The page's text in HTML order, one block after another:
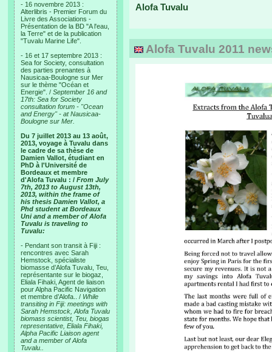
- 16 novembre 2013 :
Alterlibris - Premier Forum du
Livre des Associations -
Présentation de la BD "A l'eau,
la Terre" et de la publication
"Tuvalu Marine Life".
- 16 et 17 septembre 2013 :
Sea for Society, consultation
des parties prenantes à
Nausicaa-Boulogne sur Mer
sur le thème "Océan et
Energie". / September 16 and
17th: Sea for Society
consultation forum - "Ocean
and Energy" - at Nausicaa-
Boulogne sur Mer.
Du 7 juillet 2013 au 13 août,
2013, voyage à Tuvalu dans
le cadre de sa thèse de
Damien Vallot, étudiant en
PhD à l'Université de
Bordeaux et membre
d'Alofa Tuvalu : / From July
7th, 2013 to August 13th,
2013, within the frame of
his thesis Damien Vallot, a
Phd student at Bordeaux
Uni and a member of Alofa
Tuvalu is traveling to
Tuvalu:
- Pendant son transit à Fiji :
rencontres avec Sarah
Hemstock, spécialiste
biomasse d’Alofa Tuvalu, Teu,
représentante sur le biogaz,
Eliala Fihaki, Agent de liaison
pour Alpha Pacific Navigation
et membre d’Alofa.. / While
transiting in Fiji: meetings with
Sarah Hemstock, Alofa Tuvalu
biomass scientist, Teu, biogas
representative, Eliala Fihaki,
Alpha Pacific Liaison agent
and a member of Alofa
Tuvalu..
Alofa Tuvalu
Alofa Tuvalu 2011